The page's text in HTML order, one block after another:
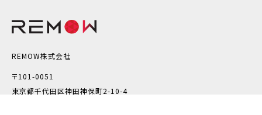
REMOW株式会社
〒101-0051
東京都千代田区神田神保町2-10-4